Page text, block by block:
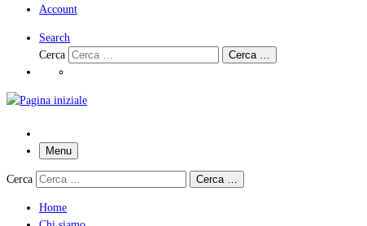
Account
Search
Cerca
Cerca …
Menu
Cerca Cerca …
Home